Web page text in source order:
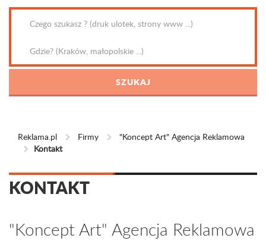
Reklama.pl Firmy
"Koncept Art" Agencja Reklamowa
Kontakt
KONTAKT
"Koncept Art" Agencja Reklamowa